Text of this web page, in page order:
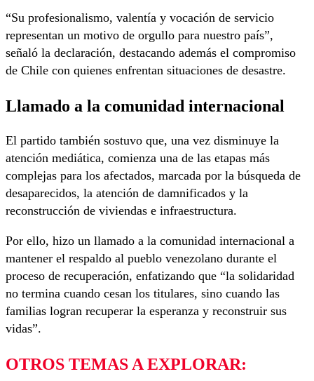
“Su profesionalismo, valentía y vocación de servicio
representan un motivo de orgullo para nuestro país”,
señaló la declaración, destacando además el compromiso
de Chile con quienes enfrentan situaciones de desastre.
Llamado a la comunidad internacional
El partido también sostuvo que, una vez disminuye la
atención mediática, comienza una de las etapas más
complejas para los afectados, marcada por la búsqueda de
desaparecidos, la atención de damnificados y la
reconstrucción de viviendas e infraestructura.
Por ello, hizo un llamado a la comunidad internacional a
mantener el respaldo al pueblo venezolano durante el
proceso de recuperación, enfatizando que “la solidaridad
no termina cuando cesan los titulares, sino cuando las
familias logran recuperar la esperanza y reconstruir sus
vidas”.
OTROS TEMAS A EXPLORAR: